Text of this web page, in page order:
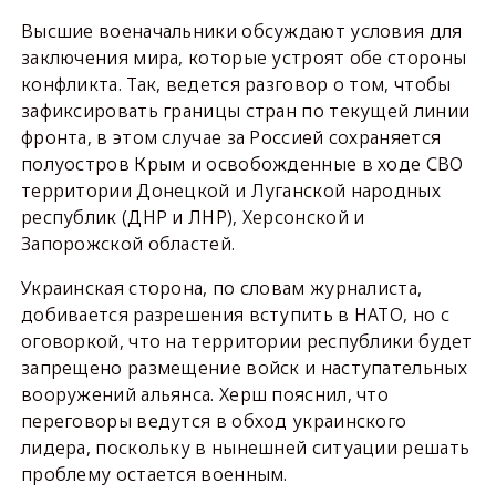
Высшие военачальники обсуждают условия для
заключения мира, которые устроят обе стороны
конфликта. Так, ведется разговор о том, чтобы
зафиксировать границы стран по текущей линии
фронта, в этом случае за Россией сохраняется
полуостров Крым и освобожденные в ходе СВО
территории Донецкой и Луганской народных
республик (ДНР и ЛНР), Херсонской и
Запорожской областей.
Украинская сторона, по словам журналиста,
добивается разрешения вступить в НАТО, но с
оговоркой, что на территории республики будет
запрещено размещение войск и наступательных
вооружений альянса. Херш пояснил, что
переговоры ведутся в обход украинского
лидера, поскольку в нынешней ситуации решать
проблему остается военным.